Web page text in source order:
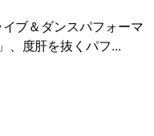
ブ＆ダンスパフォーマ
、度肝を抜くパフ...